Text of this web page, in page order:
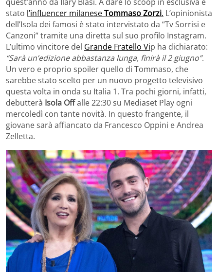
stato l’influencer milaneseTommaso Zorzi. L’opinionista
dell’Isola dei famosi è stato intervistato da “Tv Sorrisi e
Canzoni” tramite una diretta sul suo profilo Instagram.
L’ultimo vincitore del Grande Fratello Vip ha dichiarato:
“Sarà un’edizione abbastanza lunga, finirà il 2 giugno”.
Un vero e proprio spoiler quello di Tommaso, che
sarebbe stato scelto per un nuovo progetto televisivo
questa volta in onda su Italia 1. Tra pochi giorni, infatti,
debutterà Isola Offalle 22:30 su Mediaset Play ogni
mercoledì con tante novità. In questo frangente, il
giovane sarà affiancato da Francesco Oppini e Andrea
Zelletta.